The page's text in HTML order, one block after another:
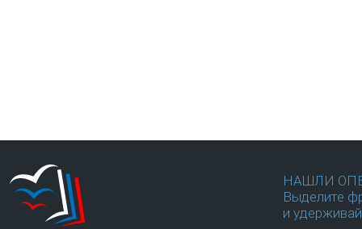
НАШЛИ
Выделите
и